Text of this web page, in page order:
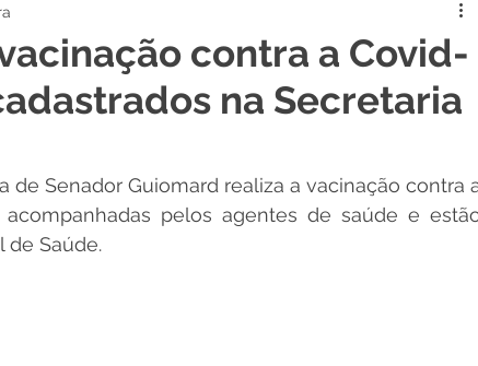
Social Institucional e
Nota de Pesar Campanhas Datas
e Parcerias Comunicado Nota de
contra a Covid-
na Secretaria
de Senador Guiomard realiza a vacinação contra
pelos agentes de saúde e
de Saúde.